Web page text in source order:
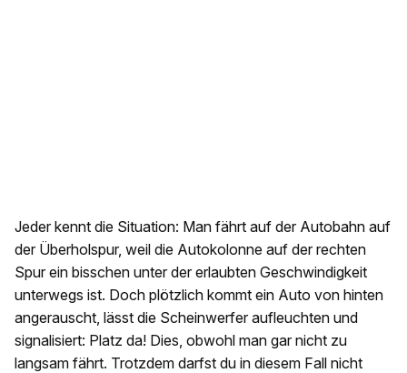
Jeder kennt die Situation: Man fährt auf der Autobahn auf
der Überholspur, weil die Autokolonne auf der rechten
Spur ein bisschen unter der erlaubten Geschwindigkeit
unterwegs ist. Doch plötzlich kommt ein Auto von hinten
angerauscht, lässt die Scheinwerfer aufleuchten und
signalisiert: Platz da! Dies, obwohl man gar nicht zu
langsam fährt. Trotzdem darfst du in diesem Fall nicht